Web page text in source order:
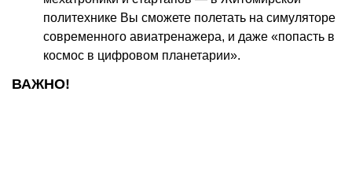
политехнике Вы сможете полетать на симуляторе
современного авиатренажера, и даже «попасть в
космос в цифровом планетарии».
ВАЖНО!